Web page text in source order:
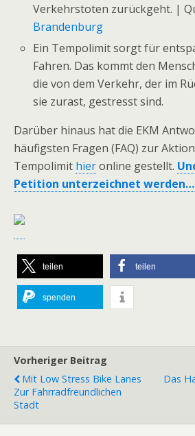
Verkehrstoten zurückgeht. |
Brandenburg
Ein Tempolimit sorgt für
Fahren. Das kommt den
die von dem Verkehr, der im
sie zurast, gestresst sind.
Darüber hinaus hat die EKM
häufigsten Fragen (FAQ) zur
Tempolimit hieronline gestellt.
Petition unterzeichnet werden…
teilen teilen
spenden
Vorheriger Beitrag
Mit Low Stress Bike Lanes
Zur Fahrradfreundlichen
Stadt
Das